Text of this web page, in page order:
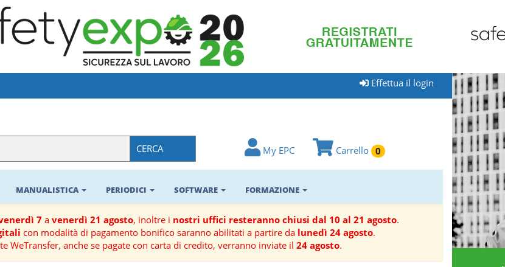
Effettua il login
CERCA My EPC Carrello 0
MANUALISTICA PERIODICI SOFTWARE FORMAZIONE
7a venerdì 21 agosto, inoltre i nostri uffici resteranno chiusi dal 10 al 21 agosto.
con modalità di pagamento bonifico saranno abilitati a partire da lunedì 24 agosto.
WeTransfer, anche se pagate con carta di credito, verranno inviate il 24 agosto.